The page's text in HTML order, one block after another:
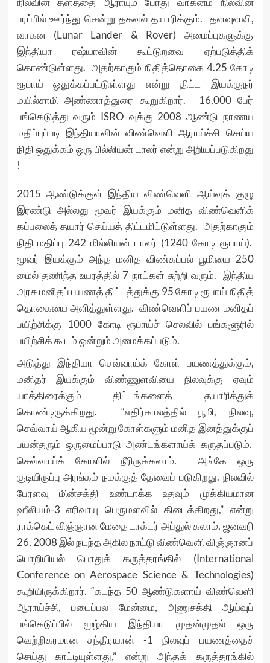
பரப்பில் ஊர்ந்து சென்று தகவல் தயாரிக்கும். தளவுளவி,
வாகன (Lunar Lander & Rover) அமைப்புகளுக்கு
இந்தியா ரஷ்யாவின் கூட்டுறவை ஏற்படுத்திக்
கொண்டுள்ளது. அதற்காகும் நிதித்தொகை 4.25 கோடி
ரூபாய் ஒதுக்கப்பட்டுள்ளது என்று திட்ட இயக்குநர்
மயில்சாமி அண்ணாத்துரை கூறுகிறார். 16,000 பேர்
பங்கெடுத்து வரும் ISRO வுக்கு 2008 ஆண்டு நாணய
மதிப்புப்படி இந்தியாவின் விண்வெளி ஆராய்ச்சி செய்ய
நிதி ஒதுக்கம் ஒரு பில்லியன் டாலர் என்று அறியப்படுகிறது
!
2015 ஆண்டுக்குள் இந்திய விண்வெளி ஆய்வுக் குழு
இரண்டு அல்லது மூவர் இயக்கும் மனித விண்வெளிக்
கப்பலைத் தயார் செய்யத் திட்டமிட்டுள்ளது. அதற்காகும்
நிதி மதிப்பு 242 மில்லியன் டாலர் (1240 கோடி ரூபாய்).
மூவர் இயக்கும் அந்த மனித விண்கப்பல் பூமியை 250
மைல் தணிந்த உயரத்தில் 7 நாட்கள் சுற்றி வரும். இந்திய
அரசு மனிதப் பயணத் திட்டத்துக்கு 95 கோடி ரூபாய் நிதித்
தொகையை அளித்துள்ளது. விண்வெளிப் பயண மனிதப்
பயிற்சிக்கு 1000 கோடி ரூபாய்ச் செலவில் பங்களூரில்
பயிற்சிக் கூடம் ஒன்றும் அமைக்கப்படும்.
அடுத்து இந்தியா செவ்வாய்க் கோள் பயணத்துக்கும்,
மனிதர் இயக்கும் விண்ணுளவியை நிலவுக்கு ஏவும்
யாத்திரைக்கும் திட்டங்களைத் தயாரித்துக்
கொண்டிருக்கிறது. “எதிர்காலத்தில் பூமி, நிலவு,
செவ்வாய் ஆகிய மூன்று கோள்களும் மனித இனத்துக்குப்
பயன்தரும் ஒருமைப்பாடு அண்டங்களாய்க் கருதப்படும்.
செவ்வாய்க் கோளில் நீரிருக்கலாம். அங்கே ஒரு
குடியிருப்பு அரங்கம் நமக்குத் தேவைப் படுகிறது. நிலவில்
பேரளவு மின்சக்தி உண்டாக்க உதவும் முக்கியமான
ஹீலியம்-3 எரிவாயு பெருமளவில் கிடைக்கிறது,” என்று
ராக்கெட் விஞ்ஞான மேதை டாக்டர் அப்துல் கலாம், ஜனவரி
26, 2008 இல் நடந்த அகில நாட்டு விண்வெளி விஞ்ஞானப்
பொறியியல் பொதுக் கருத்தரங்கில் (International
Conference on Aerospace Science & Technologies)
கூறியிருக்கிறார். “கடந்த 50 ஆண்டுகளாய் விண்வெளி
ஆராய்ச்சி, படைப்பல மேன்மை, அணுசக்தி ஆய்வுப்
பங்கெடுப்பில் மூழ்கிய இந்தியா முதன்முதல் ஒரு
வெற்றிகரமான சந்திரயான் -1 நிலவுப் பயணத்தைச்
செய்து காட்டியுள்ளது,” என்று அந்தக் கருத்தரங்கில்